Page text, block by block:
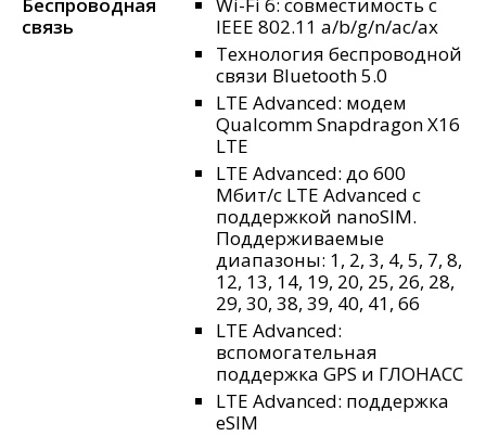
связь
IEEE 802.11 a/b/g/n/ac/ax
Технология беспроводной
связи Bluetooth 5.0
LTE Advanced: модем
Qualcomm Snapdragon X16
LTE
LTE Advanced: до 600
Мбит/с LTE Advanced с
поддержкой nanoSIM.
Поддерживаемые
диапазоны: 1, 2, 3, 4, 5, 7, 8,
12, 13, 14, 19, 20, 25, 26, 28,
29, 30, 38, 39, 40, 41, 66
LTE Advanced:
вспомогательная
поддержка GPS и ГЛОНАСС
LTE Advanced: поддержка
eSIM